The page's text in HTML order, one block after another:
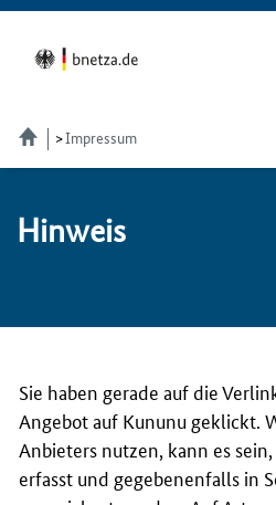
Impressum
Hin­weis
Sie haben gerade auf die
Angebot auf Kununu geklickt.
Anbieters nutzen, kann es
erfasst und gegebenenfalls in